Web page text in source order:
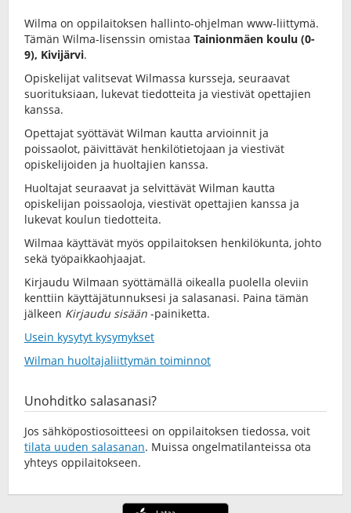
Wilma on oppilaitoksen hallinto-ohjelman www-liittymä.
Tämän Wilma-lisenssin omistaa Tainionmäen koulu (0-
9), Kivijärvi.
Opiskelijat valitsevat Wilmassa kursseja, seuraavat
suorituksiaan, lukevat tiedotteita ja viestivät opettajien
kanssa.
Opettajat syöttävät Wilman kautta arvioinnit ja
poissaolot, päivittävät henkilötietojaan ja viestivät
opiskelijoiden ja huoltajien kanssa.
Huoltajat seuraavat ja selvittävät Wilman kautta
opiskelijan poissaoloja, viestivät opettajien kanssa ja
lukevat koulun tiedotteita.
Wilmaa käyttävät myös oppilaitoksen henkilökunta, johto
sekä työpaikkaohjaajat.
Kirjaudu Wilmaan syöttämällä oikealla puolella oleviin
kenttiin käyttäjätunnuksesi ja salasanasi. Paina tämän
jälkeen Kirjaudu sisään -painiketta.
Usein kysytyt kysymykset
Wilman huoltajaliittymän toiminnot
Unohditko salasanasi?
Jos sähköpostiosoitteesi on oppilaitoksen tiedossa, voit
tilata uuden salasanan. Muissa ongelmatilanteissa ota
yhteys oppilaitokseen.